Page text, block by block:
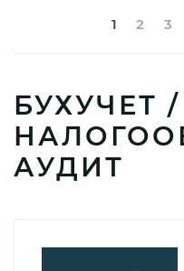
1 2 3
БУХУЧЕТ /
АУДИТ